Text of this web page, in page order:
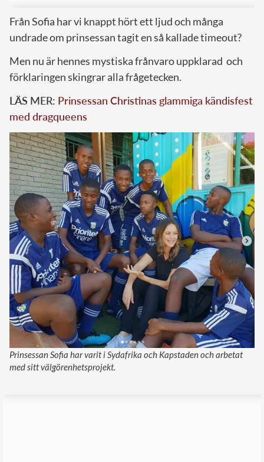
Från Sofia har vi knappt hört ett ljud och många
undrade om prinsessan tagit en så kallade timeout?
Men nu är hennes mystiska frånvaro uppklarad och
förklaringen skingrar alla frågetecken.
LÄS MER: Prinsessan Christinas glammiga kändisfest
med dragqueens
Prinsessan Sofia har varit i Sydafrika och Kapstaden och arbetat
med sitt välgörenhetsprojekt.